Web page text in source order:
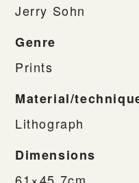
Jerry Sohn
Genre
Prints
Material/
Lithograph
Dimensions
61×45.7cm